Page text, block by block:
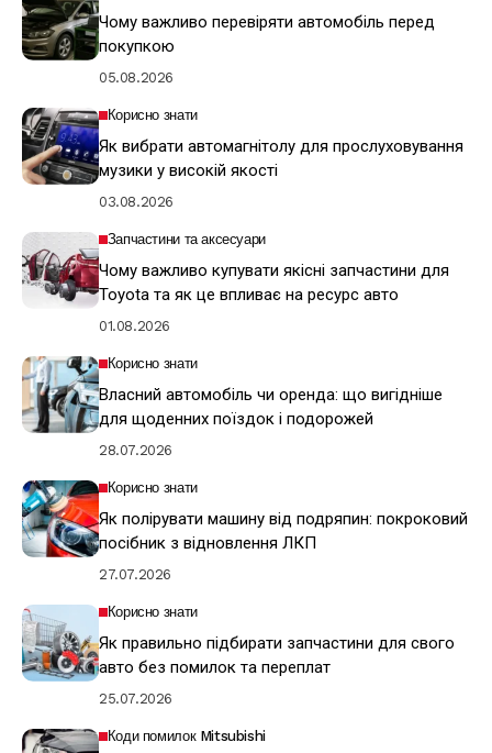
Чому важливо перевіряти автомобіль перед
покупкою
05.08.2026
Корисно знати
Як вибрати автомагнітолу для прослуховування
музики у високій якості
03.08.2026
Запчастини та аксесуари
Чому важливо купувати якісні запчастини для
Toyota та як це впливає на ресурс авто
01.08.2026
Корисно знати
Власний автомобіль чи оренда: що вигідніше
для щоденних поїздок і подорожей
28.07.2026
Корисно знати
Як полірувати машину від подряпин: покроковий
посібник з відновлення ЛКП
27.07.2026
Корисно знати
Як правильно підбирати запчастини для свого
авто без помилок та переплат
25.07.2026
Коди помилок Mitsubishi